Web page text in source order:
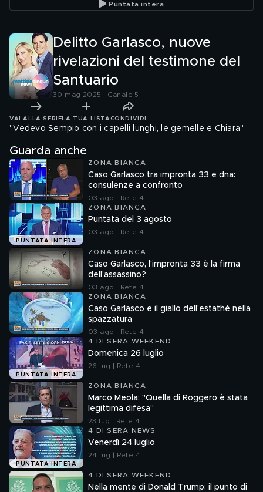
Puntata intera
Delitto Garlasco, nuove
rivelazioni del testimone del
Santuario
30 mag 2025 | Canale 5
VAI ALLA SERIE LA TUA LISTA CONDIVIDI
"Vedevo Sempio con i capelli lunghi, le gemelle e Chiara"
Guarda anche
ZONA BIANCA
Caso Garlasco tra impronta 33 e dna:
consulenze a confronto
03 ago | Rete 4
PUNTATA INTERA
ZONA BIANCA
Puntata del 3 agosto
03 ago | Rete 4
ZONA BIANCA
Caso Garlasco, l'impronta 33 è la firma
dell'assassino?
03 ago | Rete 4
ZONA BIANCA
Caso Garlasco e il giallo dell'estathè nella
spazzatura
03 ago | Rete 4
PUNTATA INTERA
4 DI SERA WEEKEND
Domenica 26 luglio
26 lug | Rete 4
ZONA BIANCA
Marco Meola: "Quella di Roggero è stata
legittima difesa"
23 lug | Rete 4
PUNTATA INTERA
4 DI SERA NEWS
Venerdì 24 luglio
24 lug | Rete 4
4 DI SERA WEEKEND
Nella mente di Donald Trump: il punto di